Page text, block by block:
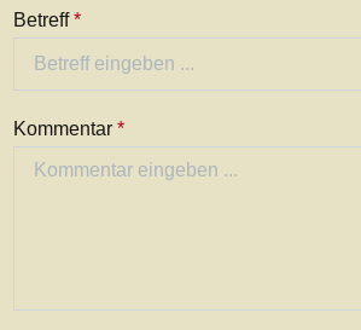
Betreff*
Kommentar *